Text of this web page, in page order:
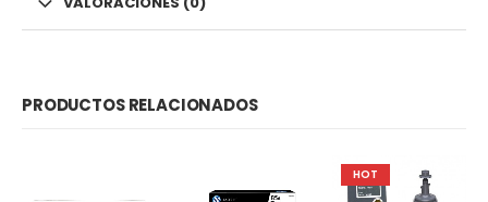
PRODUCTOS RELACIONADOS
HOT